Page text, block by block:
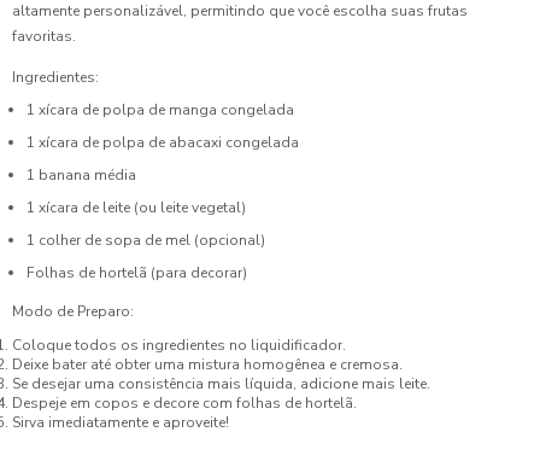
altamente personalizável, permitindo que você escolha suas frutas
favoritas.
Ingredientes:
1 xícara de polpa de manga congelada
1 xícara de polpa de abacaxi congelada
1 banana média
1 xícara de leite (ou leite vegetal)
1 colher de sopa de mel (opcional)
Folhas de hortelã (para decorar)
Modo de Preparo:
Coloque todos os ingredientes no liquidificador.
Deixe bater até obter uma mistura homogênea e cremosa.
Se desejar uma consistência mais líquida, adicione mais leite.
Despeje em copos e decore com folhas de hortelã.
Sirva imediatamente e aproveite!